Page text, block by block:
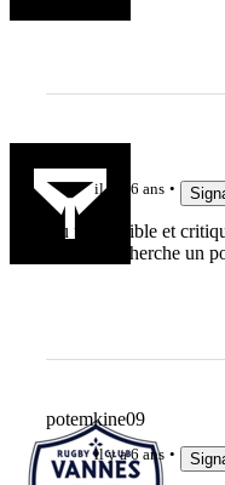
il y a 6 ans
jeu pas terrible et
monsieur cherche un
potemkine09
il y a 6 ans